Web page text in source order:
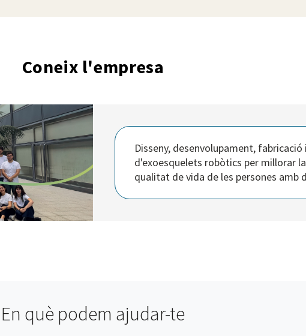
Coneix l'empresa
Disseny, desenvolupament,
d'exoesquelets robòtics per millorar
qualitat de vida de les persones amb
En què podem ajudar-te